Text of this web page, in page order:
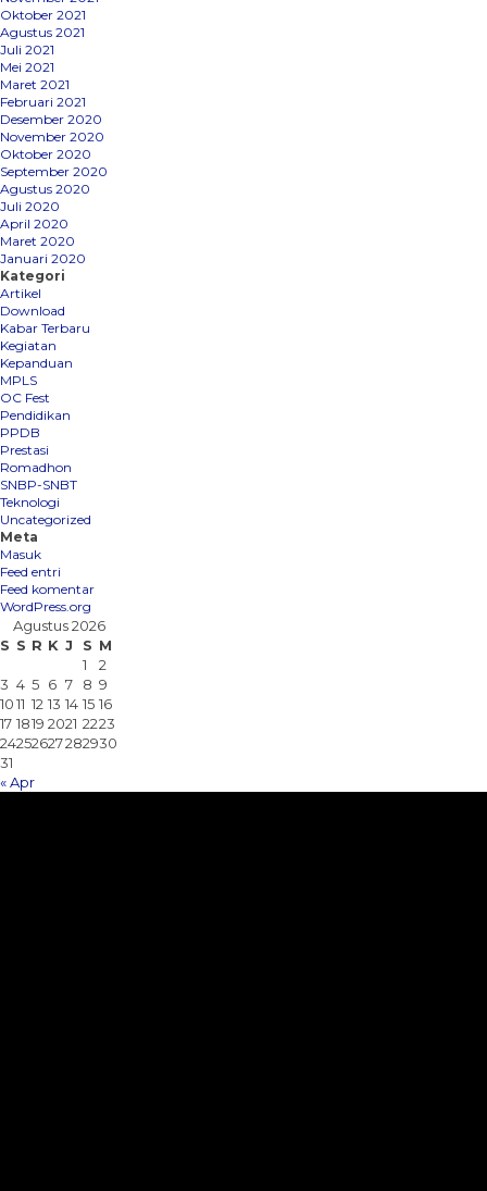
Oktober 2021
Agustus 2021
Juli 2021
Mei 2021
Maret 2021
Februari 2021
Desember 2020
November 2020
Oktober 2020
September 2020
Agustus 2020
Juli 2020
April 2020
Maret 2020
Januari 2020
Kategori
Artikel
Download
Kabar Terbaru
Kegiatan
Kepanduan
MPLS
OC Fest
Pendidikan
PPDB
Prestasi
Romadhon
SNBP-SNBT
Teknologi
Uncategorized
Meta
Masuk
Feed entri
Feed komentar
WordPress.org
Agustus 2026
S S R K J S M
1
2
3 4 5 6 7 8 9
1011 12 13 14 15 16
17 1819 2021 2223
24252627282930
31
« Apr